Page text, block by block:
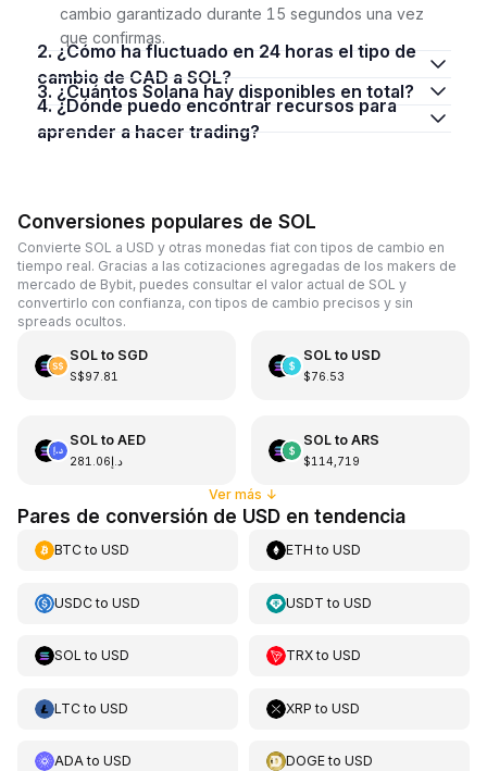
cambio garantizado durante 15 segundos una vez
que confirmas.
2. ¿Cómo ha fluctuado en 24 horas el tipo de
cambio de CAD a SOL?
3. ¿Cuántos Solana hay disponibles en total?
4. ¿Dónde puedo encontrar recursos para
aprender a hacer trading?
Conversiones populares de SOL
Convierte SOL a USD y otras monedas fiat con tipos de cambio en
tiempo real. Gracias a las cotizaciones agregadas de los makers de
mercado de Bybit, puedes consultar el valor actual de SOL y
convertirlo con confianza, con tipos de cambio precisos y sin
spreads ocultos.
SOLto SGD
S$97.81
SOLto USD
$76.53
SOLto AED
د.إ281.06
SOLto ARS
$114,719
Ver más ↓
Pares de conversión de USD en tendencia
BTCto USD ETH toUSD
USDCto USD USDT toUSD
SOL to USD TRXtoUSD
LTCto USD XRP toUSD
ADAto USD DOGEtoUSD